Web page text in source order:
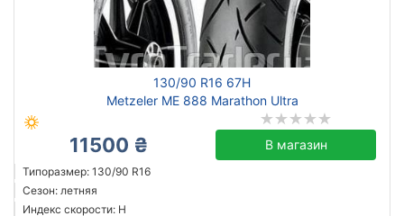
130/90 R16 67H
Metzeler ME 888 Marathon Ultra
11500 ₴ В магазин
Типоразмер: 130/90 R16
Сезон: летняя
Индекс скорости: H